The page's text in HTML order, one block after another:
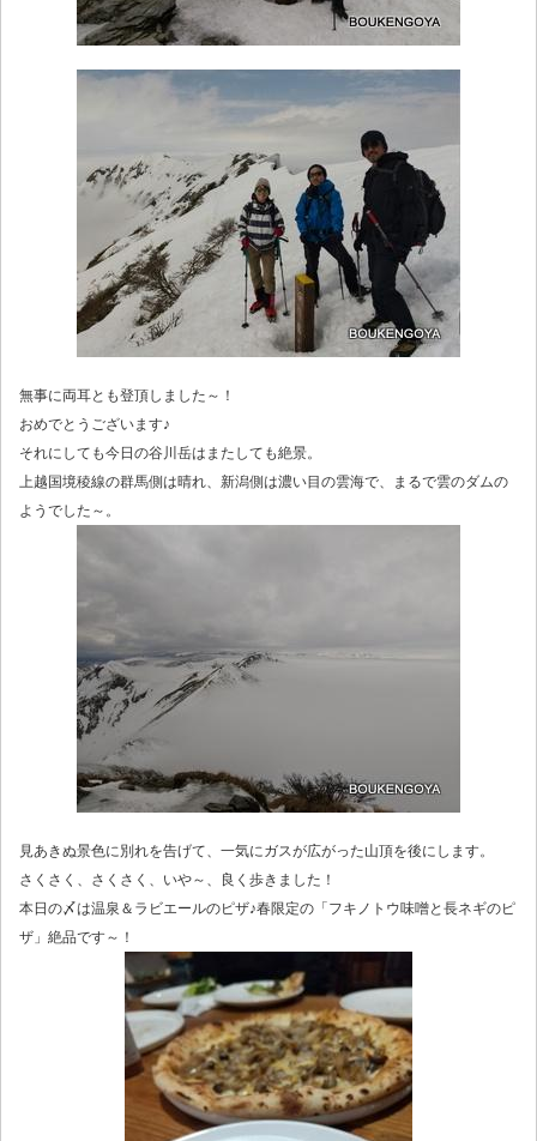
無事に両耳とも登頂しました～！
おめでとうございます♪
それにしても今日の谷川岳はまたしても絶景。
上越国境稜線の群馬側は晴れ、新潟側は濃い目の雲海で、まるで雲のダムの
ようでした～。
見あきぬ景色に別れを告げて、一気にガスが広がった山頂を後にします。
さくさく、さくさく、いや～、良く歩きました！
本日の〆は温泉＆ラビエールのピザ♪春限定の「フキノトウ味噌と長ネギのピ
ザ」絶品です～！